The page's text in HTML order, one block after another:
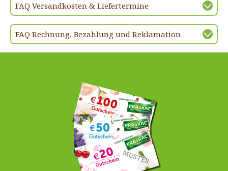
FAQ Versandkosten & Liefertermine
FAQ Rechnung, Bezahlung und Reklamation